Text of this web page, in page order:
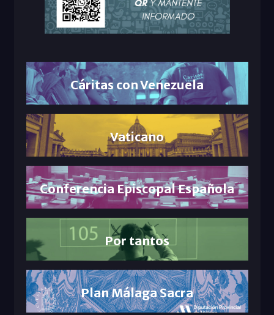
Cáritas con Venezuela
Vaticano
Conferencia Episcopal Española
Por tantos
Plan Málaga Sacra